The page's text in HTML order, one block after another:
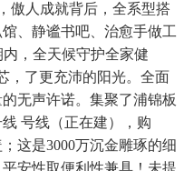
傲人成就背后，全系型搭
、静谧书吧、治愈手做工
，全天候守护全家健
，了更充沛的阳光。全面
无声许诺。集聚了浦锦板
号线（正在建），购
这是3000万沉金雕琢的细